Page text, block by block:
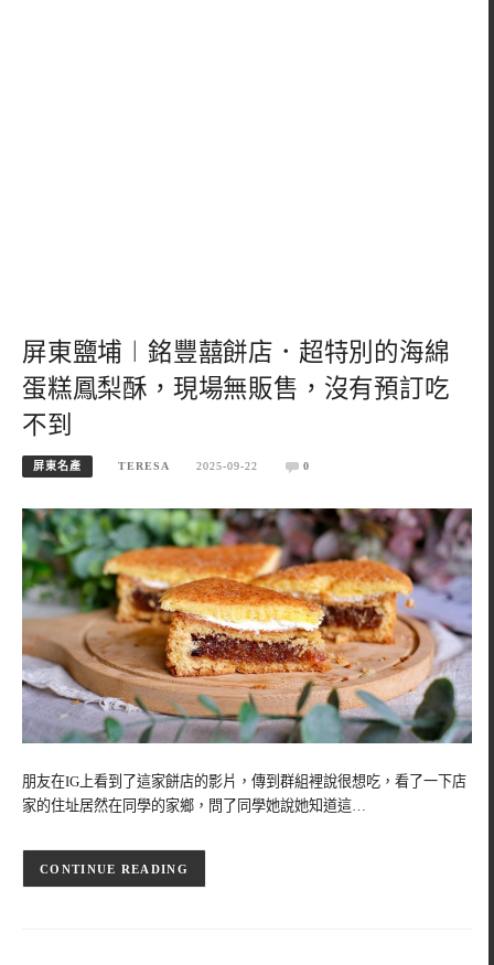
屏東鹽埔︱銘豐囍餅店．超特別的海綿
蛋糕鳳梨酥，現場無販售，沒有預訂吃
不到
屏東名產 TERESA 2025-09-22 0
朋友在IG上看到了這家餅店的影片，傳到群組裡說很想吃，看了一下店
家的住址居然在同學的家鄉，問了同學她說她知道這…
CONTINUE READING